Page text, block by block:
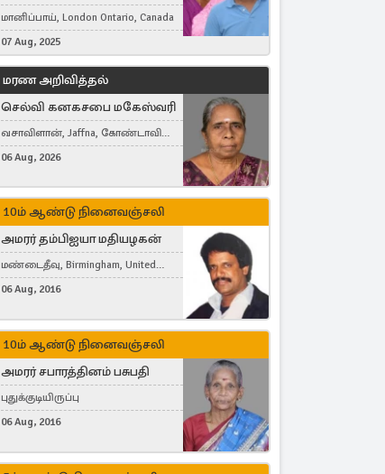
மானிப்பாய், London Ontario, Canada
07 Aug, 2025
மரண அறிவித்தல்
செல்வி கனகசபை மகேஸ்வரி
வசாவிளான், Jaffna, கோண்டாவில்
கிழக்கு
06 Aug, 2026
10ம் ஆண்டு நினைவஞ்சலி
அமரர் தம்பிஐயா மதியழகன்
மண்டைதீவு, Birmingham, United
Kingdom
06 Aug, 2016
10ம் ஆண்டு நினைவஞ்சலி
அமரர் சபாரத்தினம் பசுபதி
புதுக்குடியிருப்பு
06 Aug, 2016